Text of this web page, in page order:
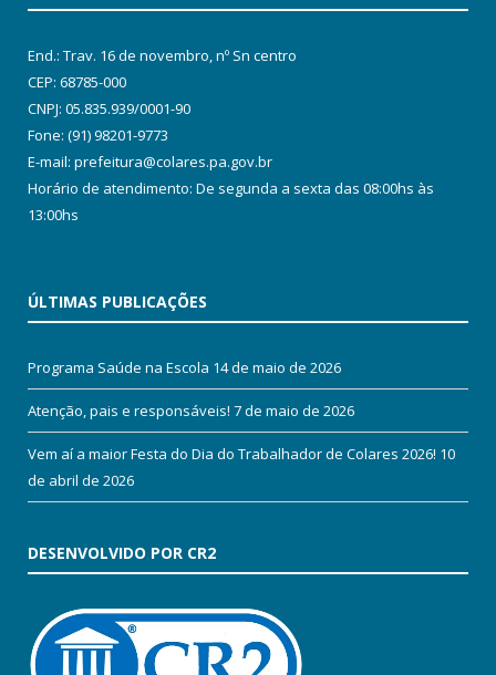
End.: Trav. 16 de novembro, nº Sn centro
CEP: 68785-000
CNPJ: 05.835.939/0001-90
Fone: (91) 98201-9773
E-mail: prefeitura@colares.pa.gov.br
Horário de atendimento: De segunda a sexta das 08:00hs às
13:00hs
ÚLTIMAS PUBLICAÇÕES
Programa Saúde na Escola 14 de maio de 2026
Atenção, pais e responsáveis! 7 de maio de 2026
Vem aí a maior Festa do Dia do Trabalhador de Colares 2026! 10
de abril de 2026
DESENVOLVIDO POR CR2